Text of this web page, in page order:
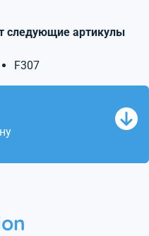
следующие артикулы
F307